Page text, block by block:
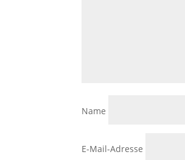
Name
E-Mail-Adresse